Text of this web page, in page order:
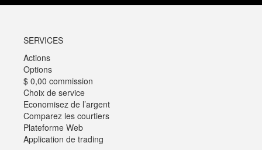
SERVICES
Actions
Options
$ 0,00 commission
Choix de service
Economisez de l’argent
Comparez les courtiers
Plateforme Web
Application de trading